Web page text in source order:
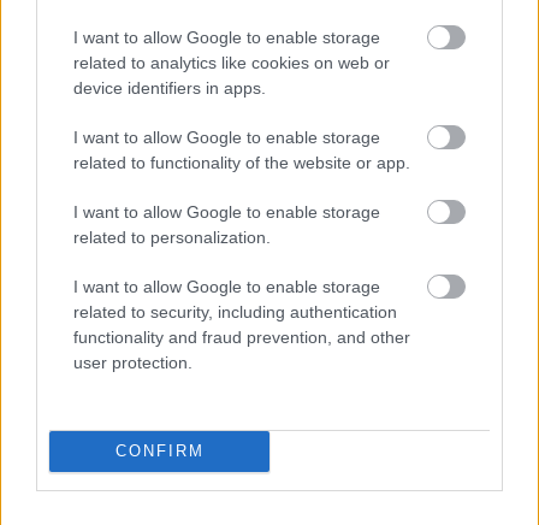
I want to allow Google to enable storage
related to analytics like cookies on web or
device identifiers in apps.
I want to allow Google to enable storage
related to functionality of the website or app.
I want to allow Google to enable storage
related to personalization.
I want to allow Google to enable storage
related to security, including authentication
functionality and fraud prevention, and other
user protection.
CONFIRM
Dehát hiába, egy divatbemutatón kell lenni itt-ott
ruháknak is, még Brazíliában is.